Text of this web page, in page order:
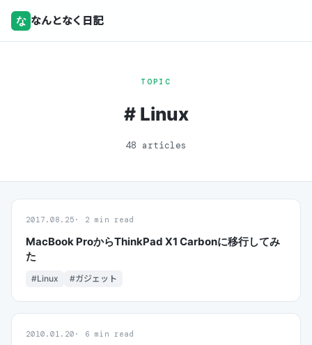
な なんとなく日記
TOPIC
# Linux
48 articles
2017.08.25 2 min read
MacBook ProからThinkPad X1 Carbonに移行してみ
た
#Linux #ガジェット
2010.01.20 6 min read